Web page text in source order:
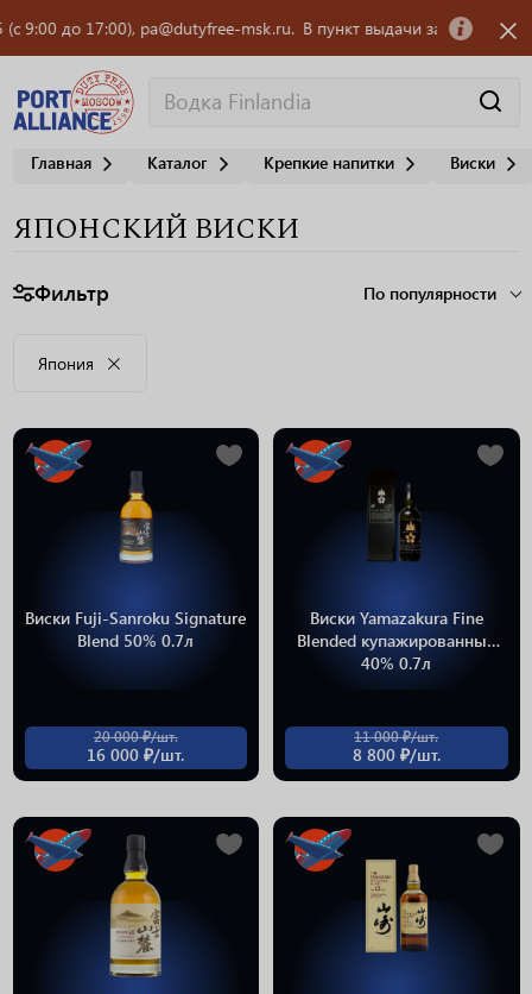
17:00), pa@dutyfree-msk.ru. В пункт выдачи заказов OZON
Главная Каталог Крепкие напитки Виски
ЯПОНСКИЙ ВИСКИ
Фильтр По популярности
Япония
Виски Fuji-Sanroku Signature
Blend 50% 0.7л
20 000 ₽/шт.
16 000 ₽/шт.
Виски Yamazakura Fine
Blended купажированный
40% 0.7л
11 000 ₽/шт.
8 800 ₽/шт.